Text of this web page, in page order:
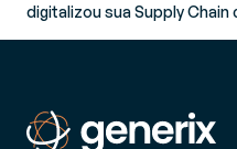
digitalizou sua Supply Chain